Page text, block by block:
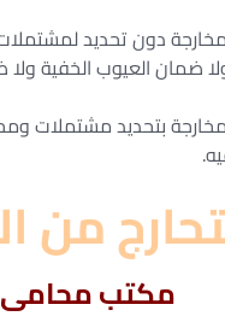
دون تحديد
ضمان العيوب الخفية
بتحديد مشتملات
من
مكتب محامى